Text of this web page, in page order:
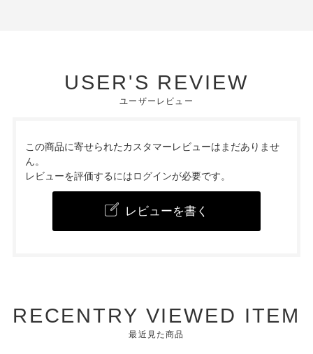
USER'S REVIEW
ユーザーレビュー
この商品に寄せられたカスタマーレビューはまだありませ
ん。
レビューを評価するにはログインが必要です。
レビューを書く
RECENTRY VIEWED ITEM
最近見た商品